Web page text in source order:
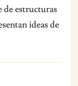
de estructuras
ideas de